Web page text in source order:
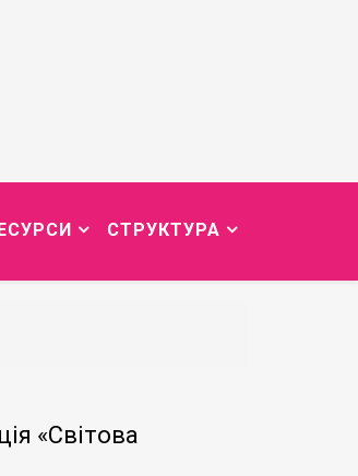
СТРУКТУРА
«Світова